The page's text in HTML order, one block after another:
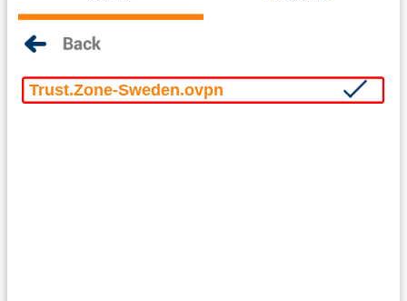
Trust.Zone-Sweden.ovpn